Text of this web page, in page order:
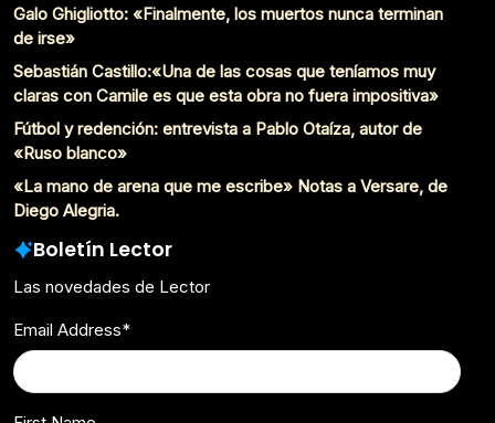
Galo Ghigliotto: «Finalmente, los muertos nunca terminan
de irse»
Sebastián Castillo:«Una de las cosas que teníamos muy
claras con Camile es que esta obra no fuera impositiva»
Fútbol y redención: entrevista a Pablo Otaíza, autor de
«Ruso blanco»
«La mano de arena que me escribe» Notas a Versare, de
Diego Alegria.
Boletín Lector
Las novedades de Lector
Email Address*